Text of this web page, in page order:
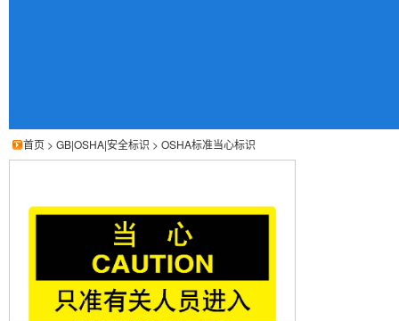
首页 > GB|OSHA|安全标识 > OSHA标准当心标识
博尔杰 当心标识 只准有